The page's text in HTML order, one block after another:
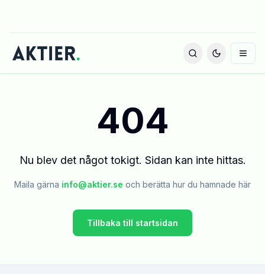
404
Nu blev det något tokigt. Sidan kan inte hittas.
Maila gärna info@aktier.se och berätta hur du hamnade här
Tillbaka till startsidan